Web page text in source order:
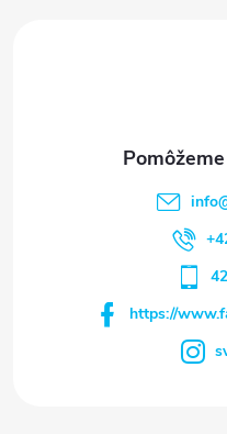
info
https://